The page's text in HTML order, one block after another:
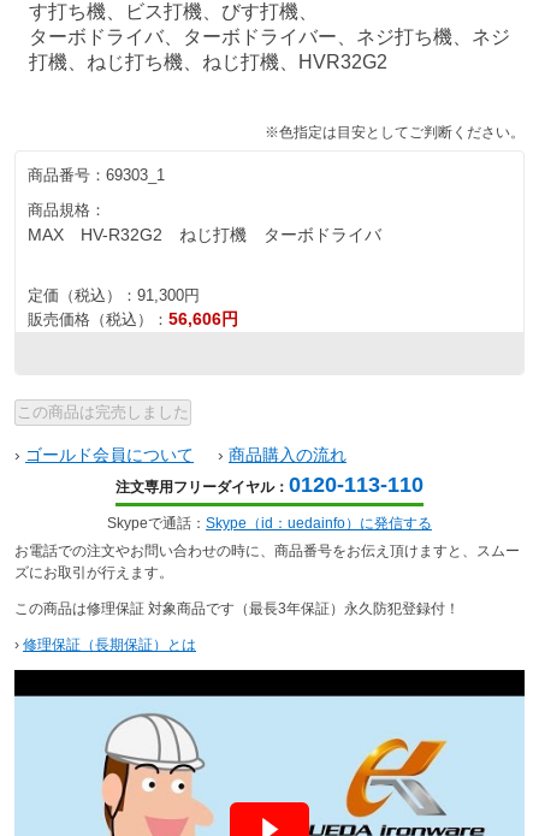
す打ち機、ビス打機、びす打機、
ターボドライバ、ターボドライバー、ネジ打ち機、ネジ
打機、ねじ打ち機、ねじ打機、HVR32G2
※色指定は目安としてご判断ください。
商品番号： 69303_1
商品規格：
MAX HV-R32G2 ねじ打機 ターボドライバ
定価（税込）： 91,300円
販売価格（税込）： 56,606円
› ゴールド会員について › 商品購入の流れ
注文専用フリーダイヤル： 0120-113-110
Skypeで通話： Skype（id：uedainfo）に発信する
お電話での注文やお問い合わせの時に、商品番号をお伝え頂けますと、スムー
ズにお取引が行えます。
この商品は修理保証 対象商品です（最長3年保証）永久防犯登録付！
› 修理保証（長期保証）とは